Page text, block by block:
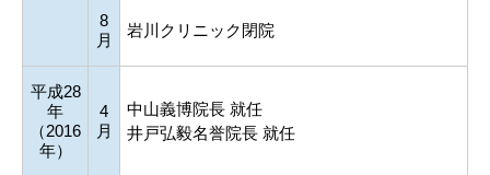
8
月
岩川クリニック閉院
平成28
年
（2016
年）
4
月
中山義博院長 就任
井戸弘毅名誉院長 就任